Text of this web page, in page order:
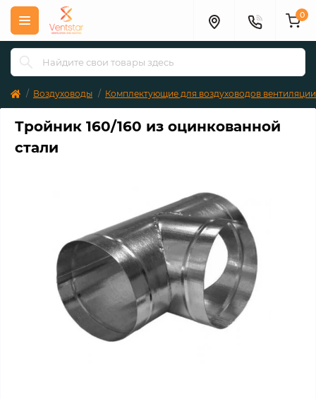
0
Воздуховоды Комплектующие для воздуховодов вентиляции
Тройник 160/160 из оцинкованной
стали